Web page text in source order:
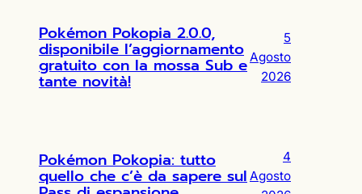
Pokémon Pokopia 2.0.0,
disponibile l’aggiornamento
gratuito con la mossa Sub e
tante novità!
5
Agosto
2026
Pokémon Pokopia: tutto
quello che c’è da sapere sul
4
Agosto